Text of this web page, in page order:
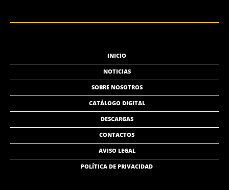
INICIO
NOTICIAS
SOBRE NOSOTROS
CATÁLOGO DIGITAL
DESCARGAS
CONTACTOS
AVISO LEGAL
POLÍTICA DE PRIVACIDAD